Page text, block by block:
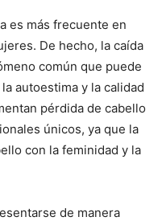
es más frecuente en
De hecho, la caída
común que puede
autoestima y la calidad
pérdida de cabello
únicos, ya que la
con la feminidad y la
de manera